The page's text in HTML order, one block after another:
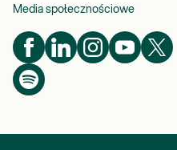
Media społecznościowe